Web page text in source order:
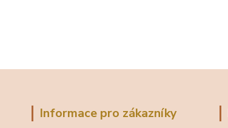
Informace pro zákazníky